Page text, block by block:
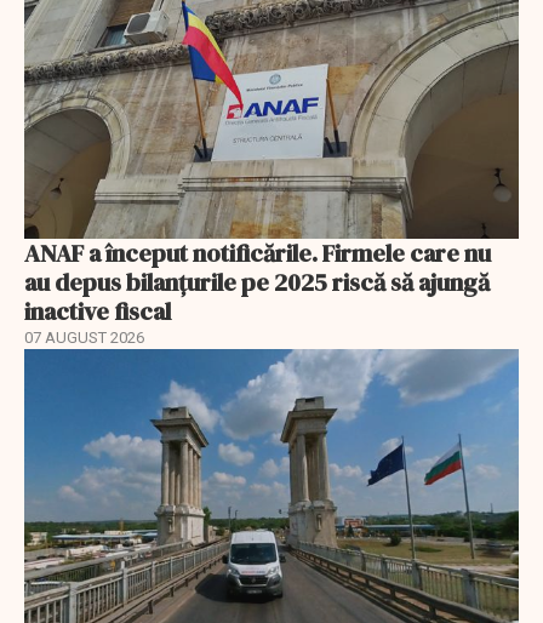
ANAF a început notificările. Firmele care nu
au depus bilanțurile pe 2025 riscă să ajungă
inactive fiscal
07 AUGUST 2026